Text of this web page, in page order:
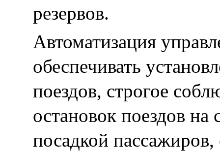
резервов.
Автоматизация
обеспечивать
поездов, строгое
остановок поездов на
посадкой пассажиров,